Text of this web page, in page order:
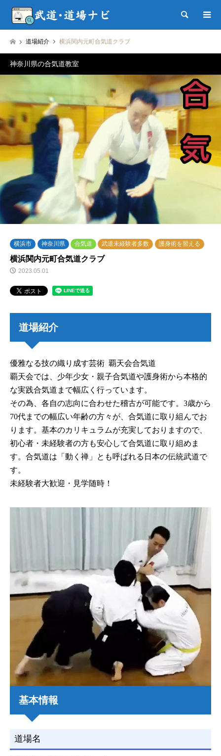
検索
道場紹介 横浜関内元町合気道クラブ
神奈川県の合気道教室
横浜市 神奈川県 合気道 武道未経験者多数 護身術を習える
横浜関内元町合気道クラブ
2023.05.01
道場紹介
優雅なる技の織り成す芸術 覇天会合気道
覇天会では、少年少女・親子合気道や護身術から本格的
な実践合気道まで幅広く行っています。
その為、各自の志向に合わせた稽古が可能です。3歳から
70代までの幅広い年齢の方々が、合気道に取り組んでお
ります。基本のカリキュラムが充実しておりますので、
初心者・未経験者の方も安心して合気道に取り組めま
す。合気道は「動く禅」とも呼ばれる日本の伝統武道で
す。
未経験者大歓迎・見学随時！
基本情報
道場名